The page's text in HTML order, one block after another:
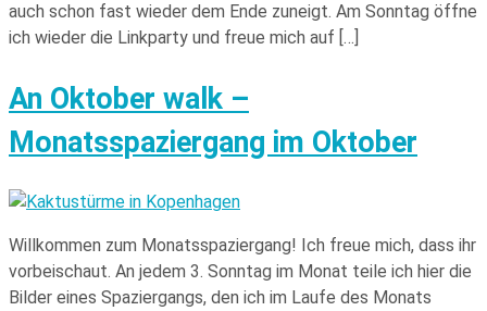
auch schon fast wieder dem Ende zuneigt. Am Sonntag öffne
ich wieder die Linkparty und freue mich auf […]
An Oktober walk –
Monatsspaziergang im Oktober
Willkommen zum Monatsspaziergang! Ich freue mich, dass ihr
vorbeischaut. An jedem 3. Sonntag im Monat teile ich hier die
Bilder eines Spaziergangs, den ich im Laufe des Monats